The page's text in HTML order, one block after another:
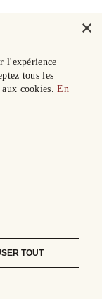
×
l'expérience
tous les
aux cookies.En
TOUT